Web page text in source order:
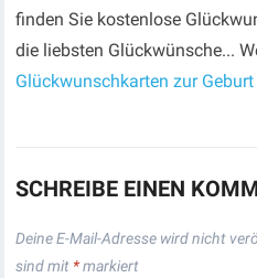
finden Sie kostenlose
die liebsten Glückwünsche...
Glückwunschkarten zur Geburt
SCHREIBE EINEN
Deine E-Mail-Adresse wird nicht
sind mit *markiert